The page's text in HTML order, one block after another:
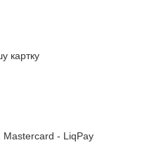
картку
Mastercard - LiqPay